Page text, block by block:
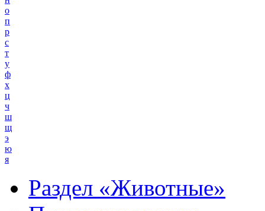
о
п
р
с
т
у
ф
х
ц
ч
ш
щ
э
ю
я
Раздел «Животные»